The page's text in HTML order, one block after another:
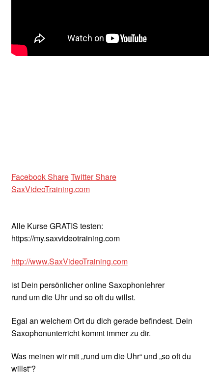
ÜBER UNS
Facebook ShareTwitter Share
SaxVideoTraining.com
Alle Kurse GRATIS testen:
https://my.saxvideotraining.com
http://www.SaxVideoTraining.com
ist Dein persönlicher online Saxophonlehrer
rund um die Uhr und so oft du willst.
Egal an welchem Ort du dich gerade befindest. Dein
Saxophonunterricht kommt immer zu dir.
Was meinen wir mit „rund um die Uhr“ und „so oft du
willst“?